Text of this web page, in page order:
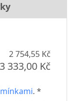
2 754,55 Kč
3 333,00 Kč
. *